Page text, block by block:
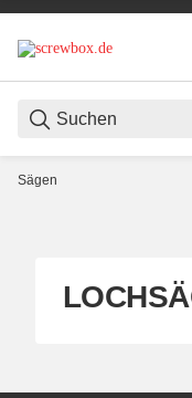
Sägen